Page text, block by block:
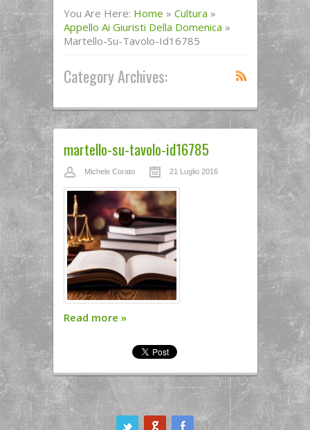
You Are Here: Home » Cultura »
Appello Ai Giuristi Della Domenica »
Martello-Su-Tavolo-Id16785
Category Archives:
martello-su-tavolo-id16785
Michele Corato 21 Luglio 2016
Read more »